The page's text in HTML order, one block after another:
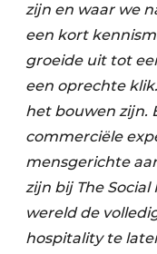
zijn en waar we
een kort
groeide uit tot
een oprechte
het bouwen zijn.
commerciële
mensgerichte
zijn bij The
wereld de
hospitality te